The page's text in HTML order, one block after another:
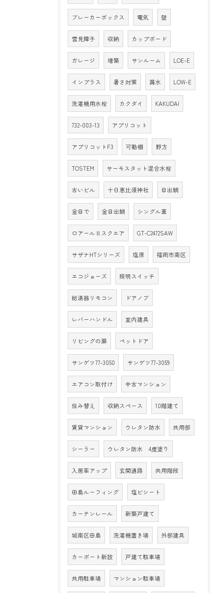
ブレーカーボックス 電気 壁
雪見障子 収納 カップボード
ガレージ 増築 サンルーム LOE-E
インプラス 暑さ対策 漏水 LOW-E
洗濯機用水栓 カクダイ KAKUDAI
732-003-13 アプリコット
アプリコットF3 可動棚 野方
TOSTEM サーモスタット混合水栓
古いビル 十日恵比須神社 目出鯛
金目で 金目出鯛 シングル葺
ロアールⅡスクエア GT-C2472SAW
サザナHTシリーズ 塩原 福岡市南区
エコジョーズ 照明スイッチ
給湯器リモコン ドアノブ
レバーハンドル 室内建具
リビングの扉 ペットドア
サンゲツ77-3050 サンゲツ77-3059
エアコン取付け 中古マンション
住み替え 収納スペース 10階建て
賃貸マンション ウレタン防水 共用部
シーラー ウレタン防水 4度塗り
入居率アップ 玄関通路 共用階段
田島ルーフィング 塩ビシート
カーテンレール 新築戸建て
城南区田島 洗濯機置き場 外部建具
カーポート新設 戸建て駐車場
共用駐車場 マンション駐車場